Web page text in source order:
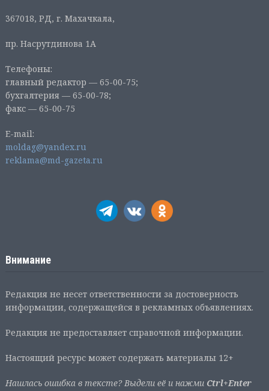
367018, РД, г. Махачкала,
пр. Насрутдинова 1А
Телефоны:
главный редактор — 65-00-75;
бухгалтерия — 65-00-78;
факс — 65-00-75
E-mail:
moldag@yandex.ru
reklama@md-gazeta.ru
Внимание
Редакция не несет ответственности за достоверность
информации, содержащейся в рекламных объявлениях.
Редакция не предоставляет справочной информации.
Настоящий ресурс может содержать материалы 12+
Нашлась ошибка в тексте? Выдели её и нажми Ctrl+Enter